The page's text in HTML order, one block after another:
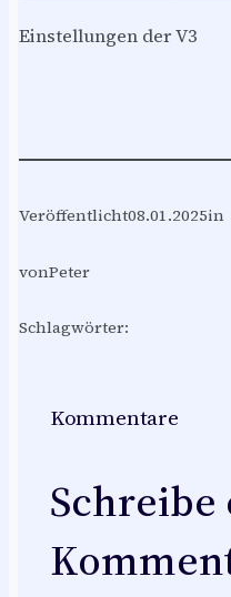
Einstellungen der V3
Veröffentlicht08.01.2025in
vonPeter
Schlagwörter:
Kommentare
Schreibe